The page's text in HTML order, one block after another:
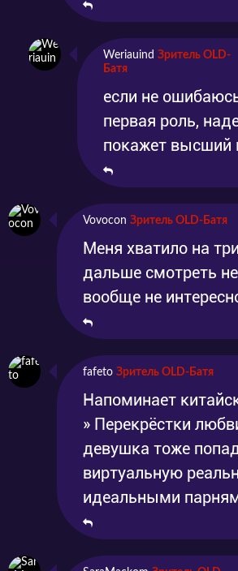
Weriauind Зритель OLD-
Батя
если не
первая роль,
покажет высший
Vovocon Зритель OLD-Батя
Меня хватило на
дальше смотреть
вообще не
fafeto Зритель OLD-Батя
Напоминает
» Перекрёстки
девушка тоже
виртуальную
идеальными